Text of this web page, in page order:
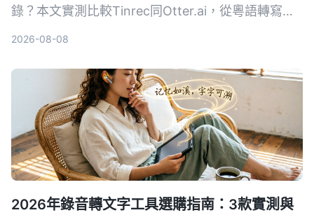
錄？本文實測比較Tinrec同Otter.ai，從粵語轉寫、
2026-08-08
2026年錄音轉文字工具選購指南：3款實測與